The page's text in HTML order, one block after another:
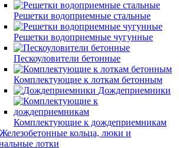
Решетки водоприемные стальные
Решетки водоприемные чугунные
Пескоуловители бетонные
Комплектующие к лоткам бетонным
Дождеприемники
Комплектующие к дождеприемникам